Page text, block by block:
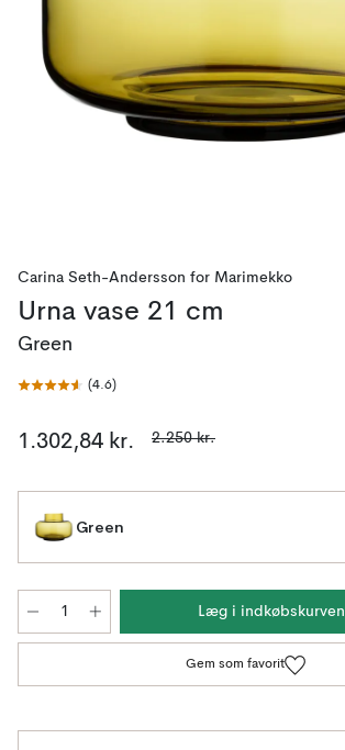
Carina Seth-Andersson for Marimekko
Urna vase 21 cm
Green
(4.6)
1.302,84 kr. 2.250 kr.
Green
Læg i indkøbskurven
Gem som favorit